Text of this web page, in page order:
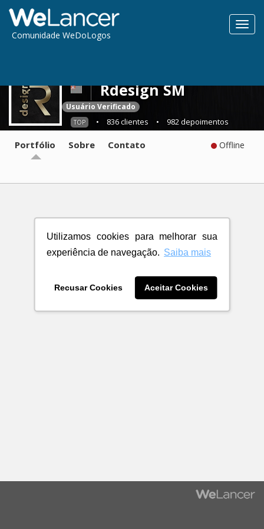
Utilizamos cookies para melhorar sua
experiência de navegação. Saiba mais
Recusar Cookies Aceitar Cookies
Comunidade WeDoLogos
Rdesign SM
Usuário Verificado
TOP • 836 clientes • 982 depoimentos
Portfólio Sobre Contato Offline